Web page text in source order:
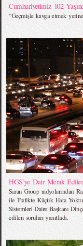
Cumhuriyetimiz 102
“Geçmişle kavga etmek
HGS’ye Dair Merak
Saran Group radyolarından
ile Trafikte Küçük Hata
Sistemleri Daire Başkanı
edilen soruları yanıtladı.